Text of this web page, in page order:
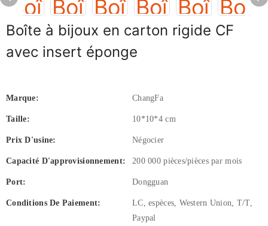
Boîte à bijoux en carton rigide CF
avec insert éponge
Marque: ChangFa
Taille: 10*10*4 cm
Prix ​​d'usine: Négocier
Capacité D'approvisionnement: 200 000 pièces/pièces par mois
Port: Dongguan
Conditions De Paiement:
LC, espèces, Western Union, T/T,
Paypal